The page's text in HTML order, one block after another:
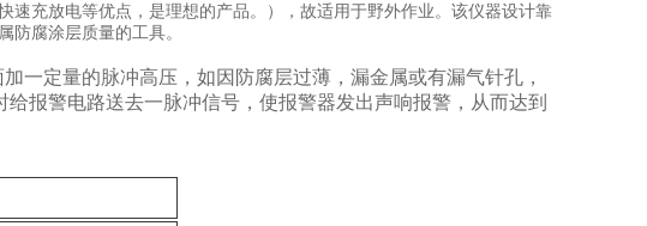
速充放电等优点，是理想的产品。），故适用于野外作业。该仪器设计靠
防腐涂层质量的工具。
一定量的脉冲高压，如因防腐层过薄，漏金属或有漏气针孔，
报警电路送去一脉冲信号，使报警器发出声响报警，从而达到